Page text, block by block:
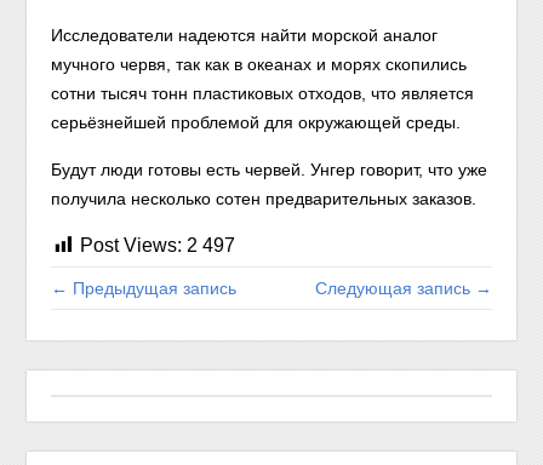
Исследователи надеются найти морской аналог
мучного червя, так как в океанах и морях скопились
сотни тысяч тонн пластиковых отходов, что является
серьёзнейшей проблемой для окружающей среды.
Будут люди готовы есть червей. Унгер говорит, что уже
получила несколько сотен предварительных заказов.
Post Views: 2 497
← Предыдущая запись Следующая запись →